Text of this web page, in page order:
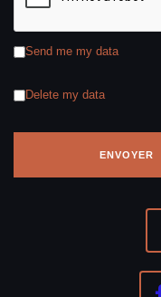
Send me my data
Delete my data